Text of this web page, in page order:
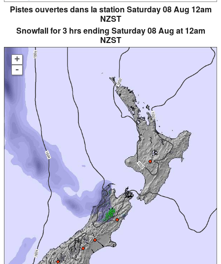
Pistes ouvertes dans la station Saturday 08 Aug 12am
NZST
Snowfall for 3 hrs ending Saturday 08 Aug at 12am
NZST
+
-